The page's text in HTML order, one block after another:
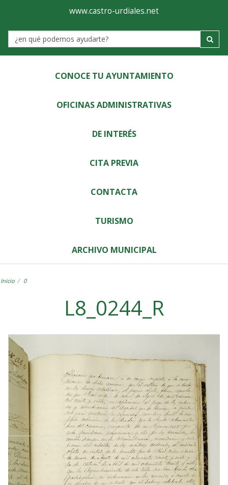
Ayuntamiento
de
Castro-
Urdiales
www.castro-urdiales.net
Label
CONOCE TU AYUNTAMIENTO
OFICINAS ADMINISTRATIVAS
DE INTERÉS
CITA PREVIA
CONTACTA
TURISMO
ARCHIVO MUNICIPAL
Inicio 0
L8_0244_R